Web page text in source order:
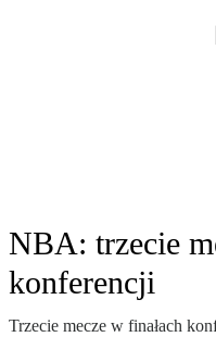
NBA: trzecie
konferencji
Trzecie mecze w finałach